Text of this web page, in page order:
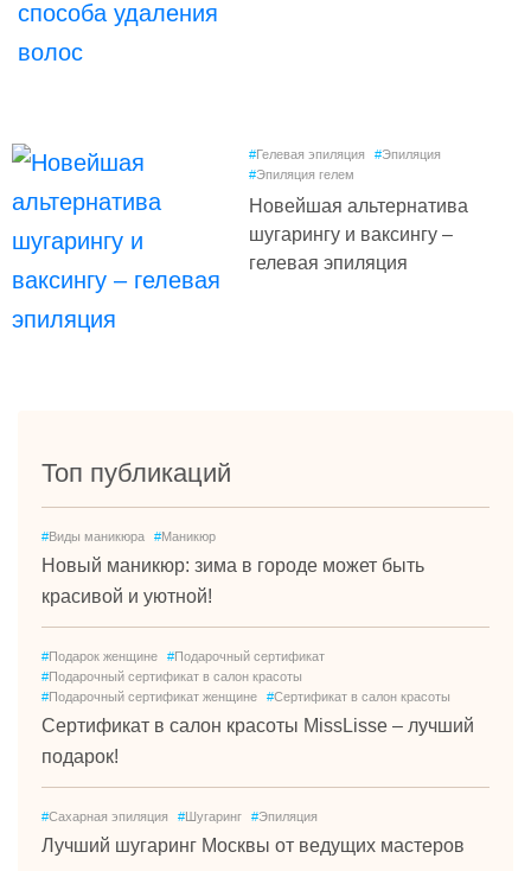
#Гелевая эпиляция #Эпиляция
#Эпиляция гелем
Новейшая альтернатива
шугарингу и ваксингу –
гелевая эпиляция
Топ публикаций
#Виды маникюра #Маникюр
Новый маникюр: зима в городе может быть
красивой и уютной!
#Подарок женщине #Подарочный сертификат
#Подарочный сертификат в салон красоты
#Подарочный сертификат женщине #Сертификат в салон красоты
Сертификат в салон красоты MissLisse – лучший
подарок!
#Сахарная эпиляция #Шугаринг #Эпиляция
Лучший шугаринг Москвы от ведущих мастеров